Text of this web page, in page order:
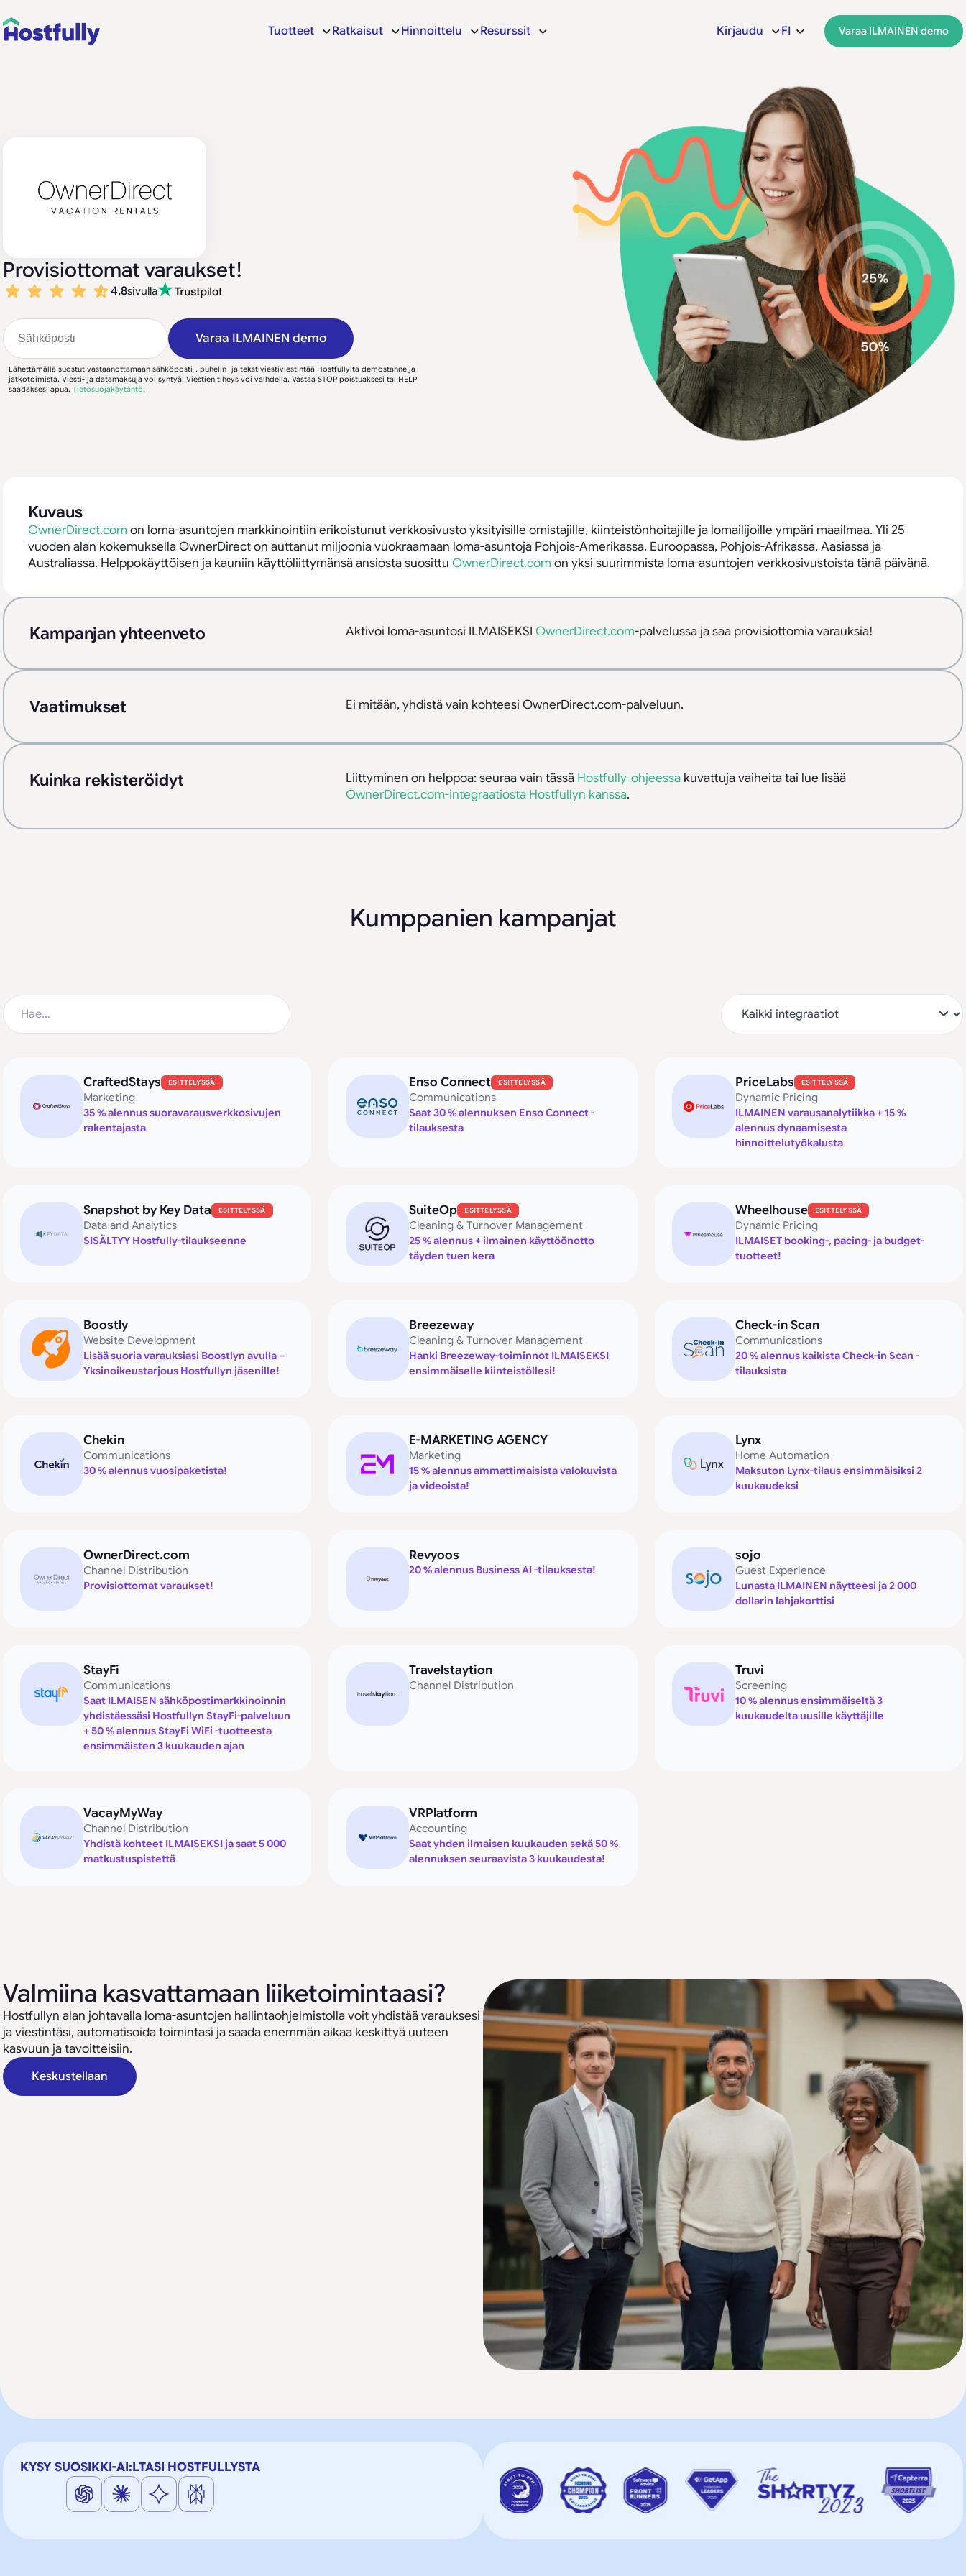
Tuotteet Ratkaisut Hinnoittelu Resurssit Kirjaudu FI Varaa ILMAINEN demo
Provisiottomat varaukset!
4.8sivulla
Varaa ILMAINEN demo
Lähettämällä suostut vastaanottamaan sähköposti-, puhelin- ja tekstiviestiviestintää Hostfullylta demostanne ja
jatkotoimista. Viesti- ja datamaksuja voi syntyä. Viestien tiheys voi vaihdella. Vastaa STOP poistuaksesi tai HELP
saadaksesi apua. Tietosuojakäytäntö.
Kuvaus
OwnerDirect.com on loma-asuntojen markkinointiin erikoistunut verkkosivusto yksityisille omistajille, kiinteistönhoitajille ja lomailijoille ympäri maailmaa. Yli 25
vuoden alan kokemuksella OwnerDirect on auttanut miljoonia vuokraamaan loma-asuntoja Pohjois-Amerikassa, Euroopassa, Pohjois-Afrikassa, Aasiassa ja
Australiassa. Helppokäyttöisen ja kauniin käyttöliittymänsä ansiosta suosittu OwnerDirect.com on yksi suurimmista loma-asuntojen verkkosivustoista tänä päivänä.
Kampanjan yhteenveto Aktivoi loma-asuntosi ILMAISEKSI OwnerDirect.com-palvelussa ja saa provisiottomia varauksia!
Vaatimukset Ei mitään, yhdistä vain kohteesi OwnerDirect.com-palveluun.
Kuinka rekisteröidyt Liittyminen on helppoa: seuraa vain tässä Hostfully-ohjeessa kuvattuja vaiheita tai lue lisää
OwnerDirect.com-integraatiosta Hostfullyn kanssa.
Kumppanien kampanjat
CraftedStays ESITTELYSSÄ
Marketing
35 % alennus suoravarausverkkosivujen
rakentajasta
Enso Connect ESITTELYSSÄ
Communications
Saat 30 % alennuksen Enso Connect -
tilauksesta
PriceLabs ESITTELYSSÄ
Dynamic Pricing
ILMAINEN varausanalytiikka + 15 %
alennus dynaamisesta
hinnoittelutyökalusta
Snapshot by Key Data ESITTELYSSÄ
Data and Analytics
SISÄLTYY Hostfully-tilaukseenne
SuiteOp ESITTELYSSÄ
Cleaning & Turnover Management
25 % alennus + ilmainen käyttöönotto
täyden tuen kera
Wheelhouse ESITTELYSSÄ
Dynamic Pricing
ILMAISET booking-, pacing- ja budget-
tuotteet!
Boostly
Website Development
Lisää suoria varauksiasi Boostlyn avulla –
Yksinoikeustarjous Hostfullyn jäsenille!
Breezeway
Cleaning & Turnover Management
Hanki Breezeway-toiminnot ILMAISEKSI
ensimmäiselle kiinteistöllesi!
Check-in Scan
Communications
20 % alennus kaikista Check-in Scan -
tilauksista
Chekin
Communications
30 % alennus vuosipaketista!
E-MARKETING AGENCY
Marketing
15 % alennus ammattimaisista valokuvista
ja videoista!
Lynx
Home Automation
Maksuton Lynx-tilaus ensimmäisiksi 2
kuukaudeksi
OwnerDirect.com
Channel Distribution
Provisiottomat varaukset!
Revyoos
20 % alennus Business AI -tilauksesta!
sojo
Guest Experience
Lunasta ILMAINEN näytteesi ja 2 000
dollarin lahjakorttisi
StayFi
Communications
Saat ILMAISEN sähköpostimarkkinoinnin
yhdistäessäsi Hostfullyn StayFi-palveluun
+ 50 % alennus StayFi WiFi -tuotteesta
ensimmäisten 3 kuukauden ajan
Travelstaytion
Channel Distribution
Truvi
Screening
10 % alennus ensimmäiseltä 3
kuukaudelta uusille käyttäjille
VacayMyWay
Channel Distribution
Yhdistä kohteet ILMAISEKSI ja saat 5 000
matkustuspistettä
VRPlatform
Accounting
Saat yhden ilmaisen kuukauden sekä 50 %
alennuksen seuraavista 3 kuukaudesta!
Valmiina kasvattamaan liiketoimintaasi?
Hostfullyn alan johtavalla loma-asuntojen hallintaohjelmistolla voit yhdistää varauksesi
ja viestintäsi, automatisoida toimintasi ja saada enemmän aikaa keskittyä uuteen
kasvuun ja tavoitteisiin.
Keskustellaan
KYSY SUOSIKKI-AI:LTASI HOSTFULLYSTA